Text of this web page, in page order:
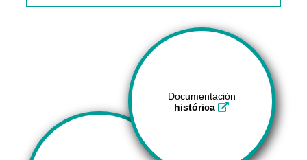
Documentación
histórica